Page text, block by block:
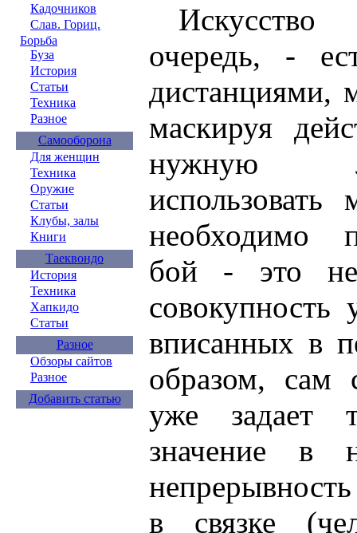
Кадочников
Слав. Гориц.
Борьба
Буза
История
Статьи
Техника
Разное
Самооборона
Для женщин
Техника
Оружие
Статьи
Клубы, залы
Книги
Таеквондо
История
Техника
Хапкидо
Статьи
Разное
Обзоры сайтов
Разное
Добавить статью
очередь, -
дистанциями,
маскируя
нужную
использовать
необходимо
бой - это
совокупность
вписанных в
образом, сам
уже задает
значение в
в связке